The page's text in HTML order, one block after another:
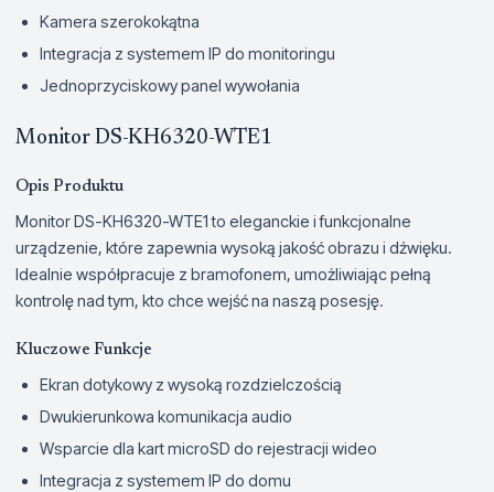
Kamera szerokokątna
Integracja z systemem IP do monitoringu
Jednoprzyciskowy panel wywołania
Monitor DS-KH6320-WTE1
Opis Produktu
Monitor DS-KH6320-WTE1 to eleganckie i funkcjonalne
urządzenie, które zapewnia wysoką jakość obrazu i dźwięku.
Idealnie współpracuje z bramofonem, umożliwiając pełną
kontrolę nad tym, kto chce wejść na naszą posesję.
Kluczowe Funkcje
Ekran dotykowy z wysoką rozdzielczością
Dwukierunkowa komunikacja audio
Wsparcie dla kart microSD do rejestracji wideo
Integracja z systemem IP do domu